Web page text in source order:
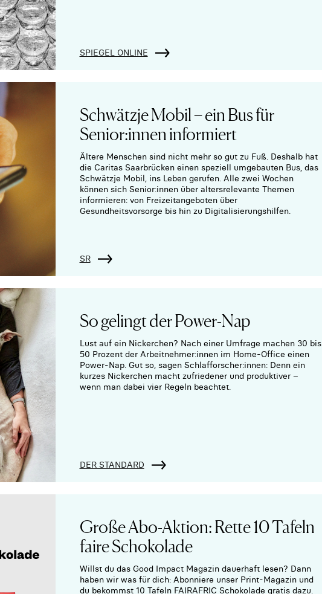
SPIEGEL ONLINE
Schwätzje Mobil – ein Bus für
Senior:innen informiert
Ältere Menschen sind nicht mehr so gut zu Fuß. Deshalb hat
die Caritas Saarbrücken einen speziell umgebauten Bus, das
Schwätzje Mobil, ins Leben gerufen. Alle zwei Wochen
können sich Senior:innen über altersrelevante Themen
informieren: von Freizeitangeboten über
Gesundheitsvorsorge bis hin zu Digitalisierungshilfen.
SR
So gelingt der Power-Nap
Lust auf ein Nickerchen? Nach einer Umfrage machen 30 bis
50 Prozent der Arbeitnehmer:innen im Home-Office einen
Power-Nap. Gut so, sagen Schlafforscher:innen: Denn ein
kurzes Nickerchen macht zufriedener und produktiver –
wenn man dabei vier Regeln beachtet.
DER STANDARD
Große Abo-Aktion: Rette 10 Tafeln
faire Schokolade
Willst du das Good Impact Magazin dauerhaft lesen? Dann
haben wir was für dich: Abonniere unser Print-Magazin und
du bekommst 10 Tafeln FAIRAFRIC Schokolade gratis dazu.